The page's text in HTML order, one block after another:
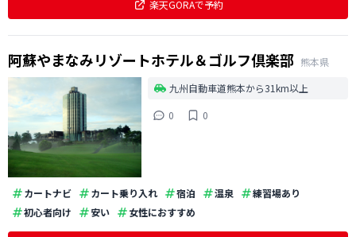
楽天GORAで予約
阿蘇やまなみリゾートホテル＆ゴルフ倶楽部 熊本県
九州自動車道熊本から31km以上
0
0
カートナビ カート乗り入れ 宿泊 温泉
練習場あり
初心者向け
安い 女性におすすめ